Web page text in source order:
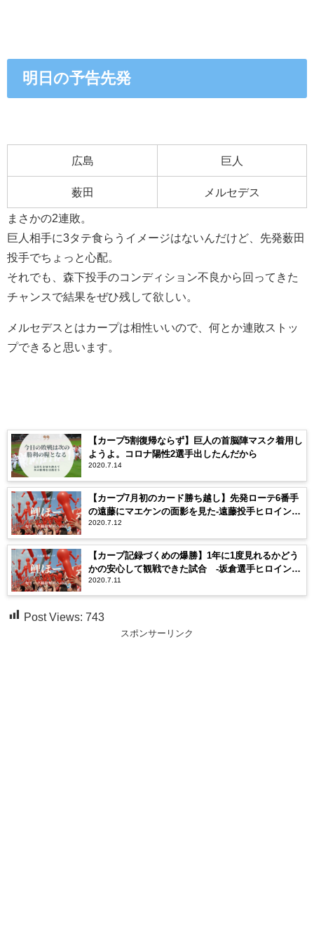
明日の予告先発
広島 巨人
薮田 メルセデス
まさかの2連敗。
巨人相手に3タテ食らうイメージはないんだけど、先発薮田
投手でちょっと心配。
それでも、森下投手のコンディション不良から回ってきた
チャンスで結果をぜひ残して欲しい。
メルセデスとはカープは相性いいので、何とか連敗ストッ
プできると思います。
【カープ5割復帰ならず】巨人の首脳陣マスク着用し
ようよ。コロナ陽性2選手出したんだから
2020.7.14
【カープ7月初のカード勝ち越し】先発ローテ6番手
の遠藤にマエケンの面影を見た-遠藤投手ヒロイン全
文掲載-
2020.7.12
【カープ記録づくめの爆勝】1年に1度見れるかどう
かの安心して観戦できた試合 ‐坂倉選手ヒロイン全
文掲載-
2020.7.11
Post Views: 743
スポンサーリンク